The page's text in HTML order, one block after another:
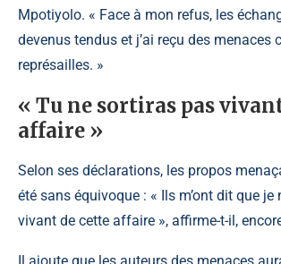
Mpotiyolo. « Face à mon refus, les
devenus tendus et j’ai reçu des menaces
représailles. »
« Tu ne sortiras pas
affaire »
Selon ses déclarations, les propos
été sans équivoque : « Ils m’ont dit que
vivant de cette affaire », affirme-t-il,